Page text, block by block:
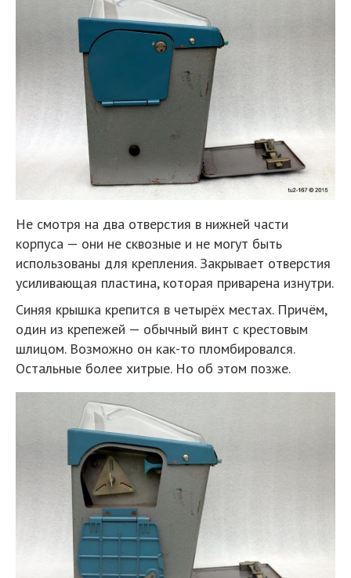
Не смотря на два отверстия в нижней части
корпуса — они не сквозные и не могут быть
использованы для крепления. Закрывает отверстия
усиливающая пластина, которая приварена изнутри.
Синяя крышка крепится в четырёх местах. Причём,
один из крепежей — обычный винт с крестовым
шлицом. Возможно он как-то пломбировался.
Остальные более хитрые. Но об этом позже.